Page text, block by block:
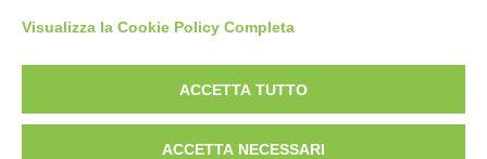
Visualizza la Cookie Policy Completa
ACCETTA TUTTO
ACCETTA NECESSARI